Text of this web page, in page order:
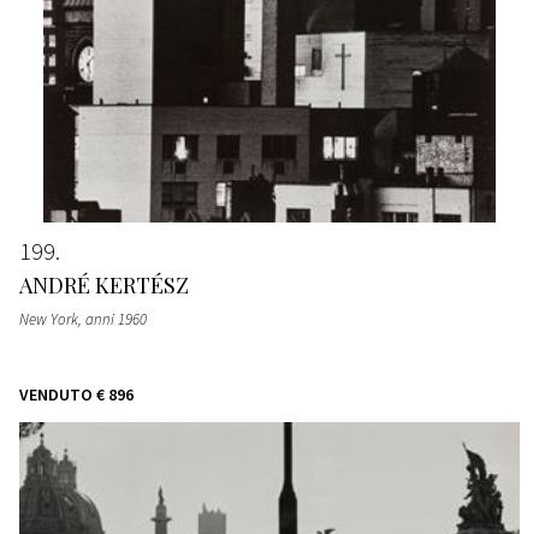
199
ANDRÉ KERTÉSZ
New York, anni 1960
VENDUTO € 896